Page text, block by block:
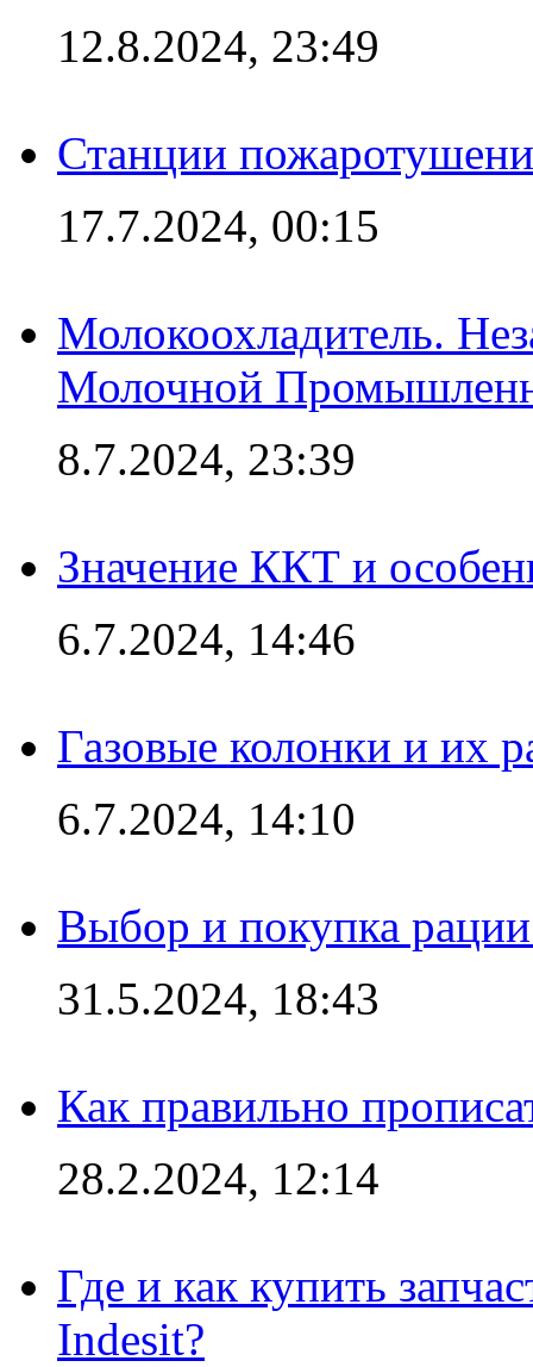
12.8.2024, 23:49
Станции
17.7.2024, 00:15
Молокоохладитель.
Молочной
8.7.2024, 23:39
Значение ККТ и
6.7.2024, 14:46
Газовые колонки и их
6.7.2024, 14:10
Выбор и покупка
31.5.2024, 18:43
Как правильно
28.2.2024, 12:14
Где и как купить
Indesit?